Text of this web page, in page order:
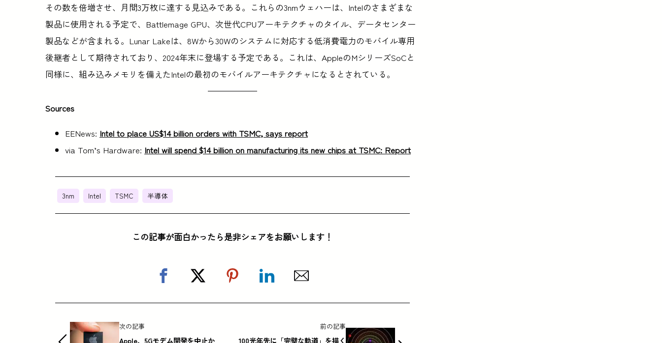
その数を倍増させ、月間3万枚に達する見込みである。これらの3nmウェハーは、Intelのさまざまな
製品に使用される予定で、Battlemage GPU、次世代CPUアーキテクチャのタイル、データセンター
製品などが含まれる。Lunar Lakeは、8Wから30Wのシステムに対応する低消費電力のモバイル専用
後継者として期待されており、2024年末に登場する予定である。これは、AppleのMシリーズSoCと
同様に、組み込みメモリを備えたIntelの最初のモバイルアーキテクチャになるとされている。
Sources
EENews: Intel to place US$14 billion orders with TSMC, says report
via Tom’s Hardware: Intel will spend $14 billion on manufacturing its new chips at TSMC: Report
3nm Intel TSMC 半導体
この記事が面白かったら是非シェアをお願いします！
次の記事
Apple、5Gモデム開発を中止か
前の記事
100光年先に「完璧な軌道」を描く